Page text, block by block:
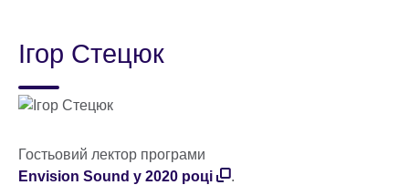
language
Ігор Стецюк
Гостьовий лектор програми
Envision Sound у 2020 році
.